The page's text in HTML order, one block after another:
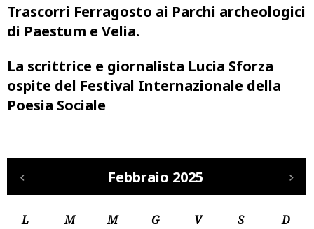
Trascorri Ferragosto ai Parchi archeologici
di Paestum e Velia.
La scrittrice e giornalista Lucia Sforza
ospite del Festival Internazionale della
Poesia Sociale
Febbraio 2025
L M M G V S D